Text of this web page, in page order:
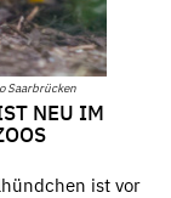
Saarbrücken
NEU IM
ist vor